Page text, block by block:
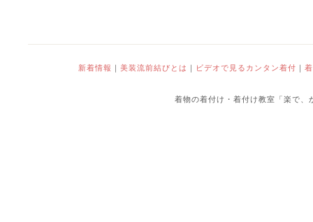
新着情報 ｜ 美装流前結びとは ｜ ビデオで見るカンタン着付 ｜
着物の着付け・着付け教室「楽で